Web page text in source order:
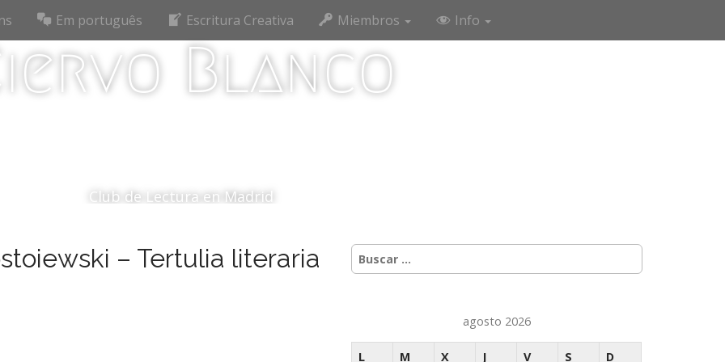
Em português Escritura Creativa Miembros Info
Blanco
Club de Lectura en Madrid
– Tertulia literaria
Buscar:
agosto 2026
L M X J V S
D